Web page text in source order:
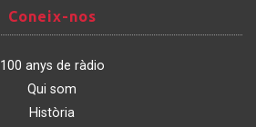
Coneix-nos
100 anys de ràdio
Qui som
Història